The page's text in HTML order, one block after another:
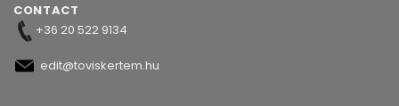
CONTACT
+36 20 522 9134
edit@toviskertem.hu